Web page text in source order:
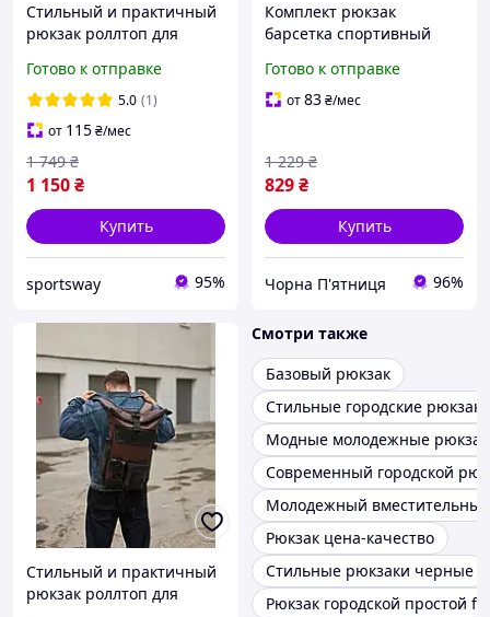
Стильный и практичный
рюкзак роллтоп для
путешествий черного
цвета
Готово к отправке
5.0 (1)
от 115₴/мес
1 150₴
1 749 ₴
Купить
sportsway 95%
Комплект рюкзак
барсетка спортивный
комплект 2в1 стильный
практичный
Готово к отправке
от83₴/мес
829₴
1 229 ₴
Купить
Чорна П'ятниця 96%
Стильный и практичный
рюкзак роллтоп для
Смотри также
Базовый рюкзак
Стильные городские рюкзаки
Модные молодежные
Современный городской
Молодежный
Рюкзак цена-качество
Стильные рюкзаки черные
Рюкзак городской простой